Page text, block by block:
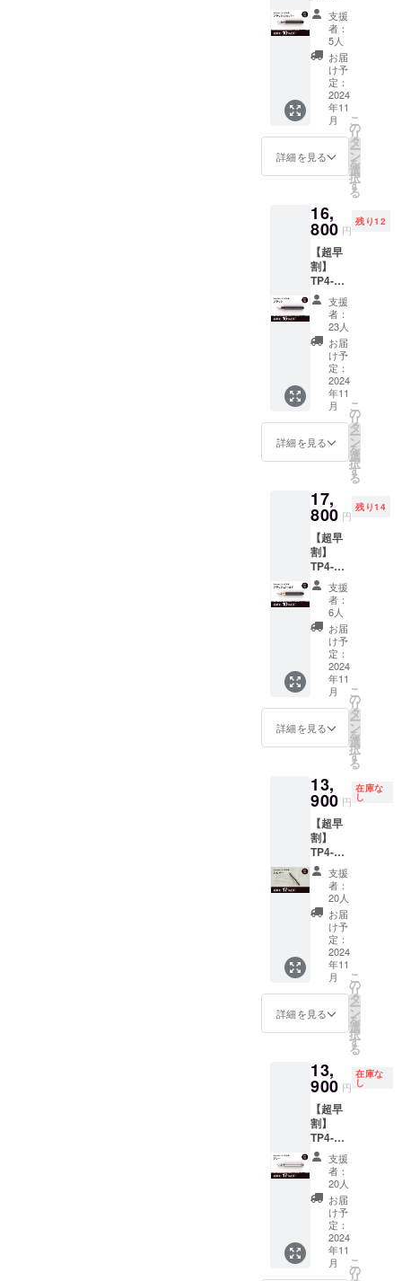
に喜んでい
ただけるよ
う努めてま
いります。
どうぞ、私
たちの活動
を温かく応
援いただけ
期が遅
れる場
合があ
りま
す。 ※
本プロ
ジェク
トを通
して想
定を上
回る皆
き、現
在進め
ている
環境か
ら量産
体制を
更に整
えるこ
とがで
きた場
合、正
規販売
価格が
販売予
定価格
がる可
能性も
※このリ
ターン
は送
料・税
込で
す。
込） ※
ご支援
の数が
想定を
上回っ
た場
合、使
用部材
の供給
状況、
製造工
コロナ
禍等に
流混乱
など、
出荷時
期が遅
れる場
合があ
りま
す。 ※
本プロ
ジェク
トを通
して想
定を上
回る皆
き、現
在進め
ている
環境か
ら量産
体制を
更に整
えるこ
とがで
きた場
合、正
規販売
価格が
販売予
定価格
がる可
能性も
※このリ
ターン
は送
料・税
込で
す。
mini チ
タン万
年筆
BK/SL
ニブ
（ペン
先の太
さ）：
EF[極
細], F[細
字],
M[太字]
価格
18,700
円の
10%OF
F（送
料・税
込） ※
ご支援
の数が
想定を
上回っ
た場
合、使
用部材
の供給
状況、
製造工
コロナ
禍等に
流混乱
など、
出荷時
期が遅
れる場
合があ
りま
す。 ※
本プロ
ジェク
トを通
して想
定を上
回る皆
き、現
在進め
ている
環境か
ら量産
体制を
更に整
えるこ
とがで
きた場
合、正
規販売
価格が
販売予
定価格
がる可
能性も
※このリ
ターン
は送
料・税
込で
す。
支援
者：
5人
お届
け予
定：
2024
年11
月
詳細を見る
こ
の
リ
タ
ー
ン
を
選
択
す
る
16,
800 円
残り12
【超早
割】
TP4-
mini チ
タン万
年筆 All
Black
ニブ
（ペン
先の太
さ）：
EF[極
細], F[細
字],
M[太字]
価格
19,800
円の
15%OF
F（送
料・税
込） ※
ご支援
の数が
想定を
上回っ
た場
合、使
用部材
の供給
状況、
製造工
コロナ
禍等に
流混乱
など、
出荷時
期が遅
れる場
合があ
りま
す。 ※
本プロ
ジェク
トを通
して想
定を上
回る皆
き、現
在進め
ている
環境か
ら量産
体制を
更に整
えるこ
とがで
きた場
合、正
規販売
価格が
販売予
定価格
支援
者：
23人
お届
け予
定：
2024
年11
月
詳細を見る
こ
の
リ
タ
ー
ン
を
選
択
す
る
17,
800 円
残り14
【超早
割】
TP4-
mini チ
タン万
年筆
BK/GL
ニブ
（ペン
先の太
さ）：
EF[極
細], F[細
字],
M[太字]
価格
19,800
円の
10%OF
F（送
料・税
込） ※
ご支援
の数が
想定を
上回っ
た場
合、使
用部材
の供給
状況、
製造工
コロナ
禍等に
流混乱
など、
出荷時
期が遅
れる場
合があ
りま
す。 ※
本プロ
ジェク
トを通
して想
支援
者：
6人
お届
け予
定：
2024
年11
月
詳細を見る
こ
の
リ
タ
ー
ン
を
選
択
す
る
13,
900 円
在庫な
し
【超早
割】
TP4-
mini チ
タン万
年筆
Silver
ニブ
（ペン
先の太
さ）：
EF[極
細], F[細
字],
M[太字]
価格
16,800
円の
17%OF
F（送
料・税
込） ※
ご支援
の数が
想定を
上回っ
た場
合、使
用部材
の供給
支援
者：
20人
お届
け予
定：
2024
年11
月
詳細を見る
こ
の
リ
タ
ー
ン
を
選
択
す
る
13,
900 円
在庫な
し
【超早
割】
TP4-
mini チ
タン万
年筆
Grey ニ
ブ（ペ
ン先の
さ）：
EF[極
支援
者：
20人
お届
け予
定：
2024
年11
月
こ
の
リ